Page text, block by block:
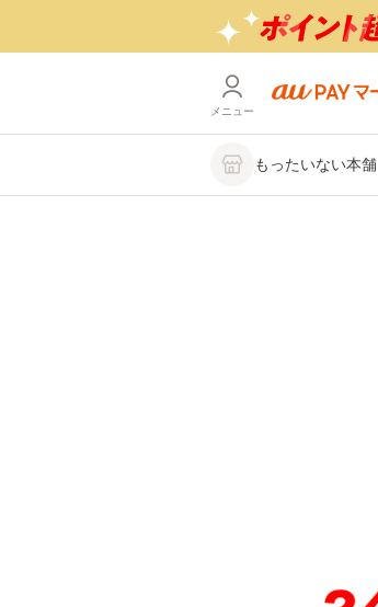
メニュー
もったいない本舗